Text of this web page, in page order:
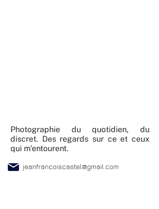
Photographie du quotidien, du
discret. Des regards sur ce et ceux
qui m'entourent.
jeanfrancoiscastel@gmail.com